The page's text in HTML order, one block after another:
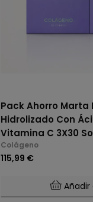
Pack Ahorro Marta Masi
Hidrolizado Con
Vitamina C 3X30
Colágeno
115,99 €